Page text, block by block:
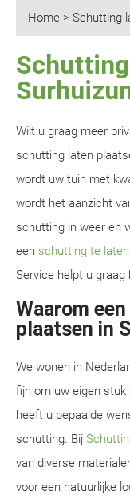
Home > Schutting
Wilt u graag meer
schutting laten
wordt uw tuin met
wordt het aanzicht
schutting in weer en
een schutting te
Service helpt u
Waarom
plaatsen in
We wonen in
fijn om uw eigen
heeft u bepaalde
schutting. Bij
van diverse
voor een natuurlijke